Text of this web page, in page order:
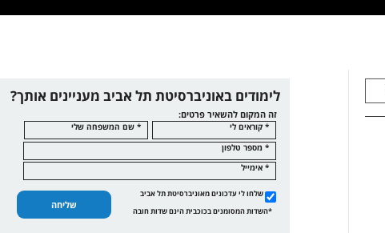
לימודים באוניברסיטת תל אביב מעניינים אותך?
זה המקום להשאיר פרטים:
* קוראים לי
* שם המשפחה שלי
* מספר טלפון
* אימייל
שלחו לי עדכונים מאוניברסיטת תל אביב
שליחה
*השדות המסומנים בכוכבית הינם שדות חובה